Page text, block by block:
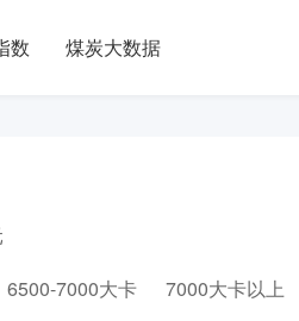
数 煤炭大数据
6500-7000大卡
7000大卡以上